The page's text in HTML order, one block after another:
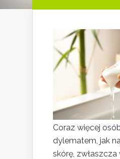
Coraz więcej
dylematem, jak
skórę,